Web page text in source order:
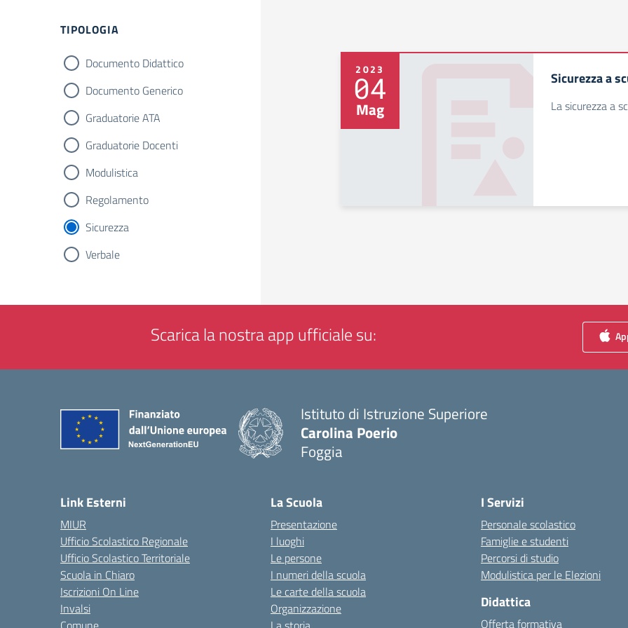
Filtri
TIPOLOGIA
Documento Didattico
Documento Generico
Graduatorie ATA
Graduatorie Docenti
Modulistica
Regolamento
Sicurezza
Verbale
2023
04
Mag
Sicurezza a
La sicurezza a
Scarica la nostra app ufficiale su:
Istituto di Istruzione Superiore
Carolina Poerio
Foggia
Link Esterni
MIUR
Ufficio Scolastico Regionale
Ufficio Scolastico Territoriale
Scuola in Chiaro
Iscrizioni On Line
Invalsi
La Scuola
Presentazione
I luoghi
Le persone
I numeri della scuola
Le carte della scuola
Organizzazione
I Servizi
Personale scolastico
Famiglie e studenti
Percorsi di studio
Modulistica per le Elezioni
Didattica
Offerta formativa